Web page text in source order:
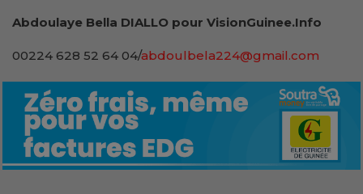
Abdoulaye Bella DIALLO pour VisionGuinee.Info
00224 628 52 64 04/abdoulbela224@gmail.com